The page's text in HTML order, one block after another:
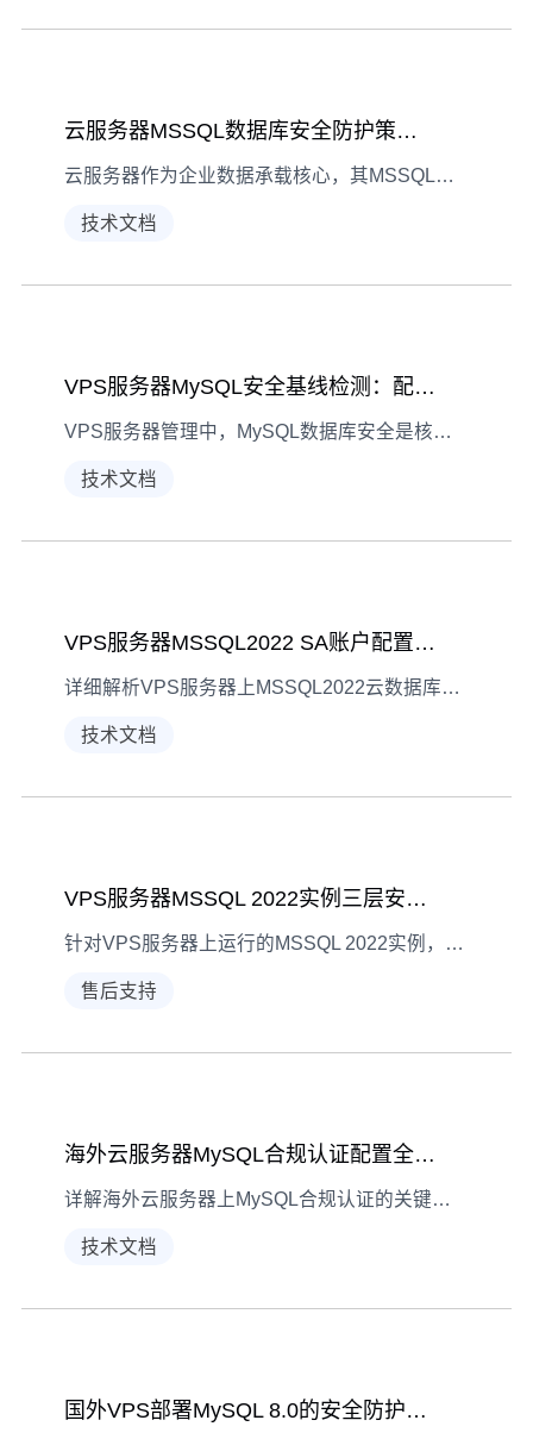
云服务器MSSQL数据库安全防护策略全解析
云服务器作为企业数据承载核心，其MSSQL数据库安全直接关系业务稳定。本文从身份验证、数据加密到监控审计，拆解多维度防护策略，助企业筑牢数字安全防线。
技术文档
VPS服务器MySQL安全基线检测：配置检查清单
VPS服务器管理中，MySQL数据库安全是核心。通过基线检测生成配置检查清单，能系统排查安全隐患，保障数据稳定运行。本文拆解4大关键检查项，新手也能快速上手操作。
技术文档
VPS服务器MSSQL2022 SA账户配置修改指南
详细解析VPS服务器上MSSQL2022云数据库SA账户的开启、密码修改及权限调整方法，涵盖操作步骤与安全注意事项，助力保障数据库系统安全。
技术文档
VPS服务器MSSQL 2022实例三层安全防护配置指南
针对VPS服务器上运行的MSSQL 2022实例，从网络、实例、数据三个层面解析安全防护配置方法，助力用户构建立体防护体系。
售后支持
海外云服务器MySQL合规认证配置全解析
详解海外云服务器上MySQL合规认证的关键步骤，涵盖环境准备、用户权限设置、数据加密及审计日志配置，助企业满足海外数据法规要求
技术文档
国外VPS部署MySQL 8.0的安全防护方案